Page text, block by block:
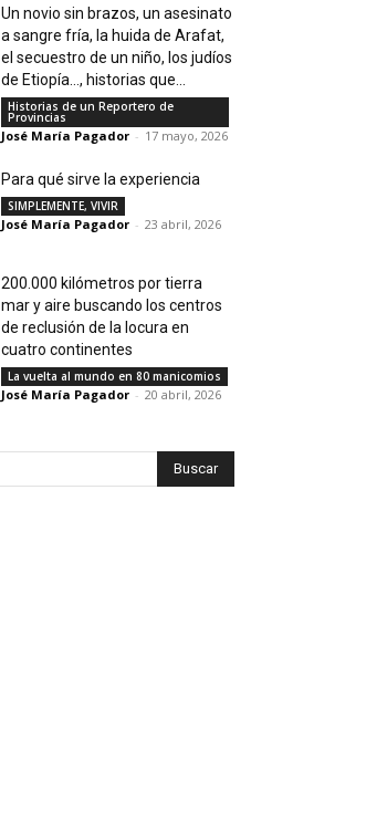
Un novio sin brazos, un asesinato
a sangre fría, la huida de Arafat,
el secuestro de un niño, los judíos
de Etiopía…, historias que...
Historias de un Reportero de
Provincias
José María Pagador - 17 mayo, 2026
Para qué sirve la experiencia
SIMPLEMENTE, VIVIR
José María Pagador - 23 abril, 2026
200.000 kilómetros por tierra
mar y aire buscando los centros
de reclusión de la locura en
cuatro continentes
La vuelta al mundo en 80 manicomios
José María Pagador - 20 abril, 2026
Buscar